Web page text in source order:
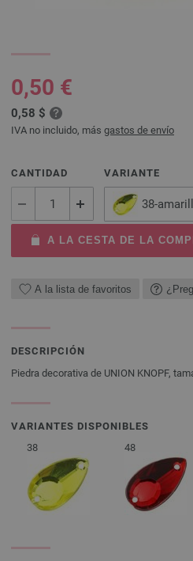
0,50 €
0,58 $
IVA no incluido, más gastos de envío
CANTIDAD VARIANTE
38-
A LA CESTA DE LA
A la lista de favoritos
DESCRIPCIÓN
Piedra decorativa de UNION KNOPF,
VARIANTES DISPONIBLES
38
48